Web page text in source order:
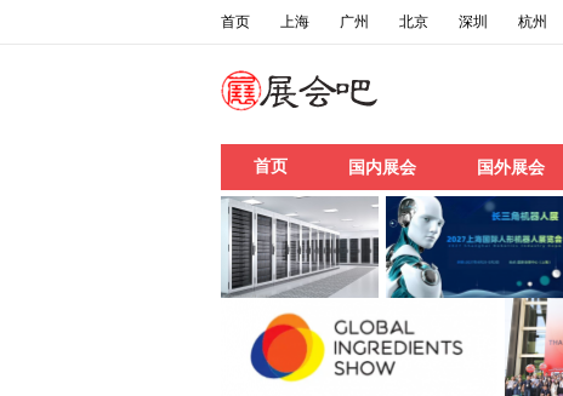
首页 上海 广州 北京 深圳 杭州
首页 国内展会 国外展会